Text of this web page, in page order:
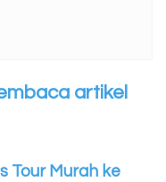
artikel
Tour Murah ke